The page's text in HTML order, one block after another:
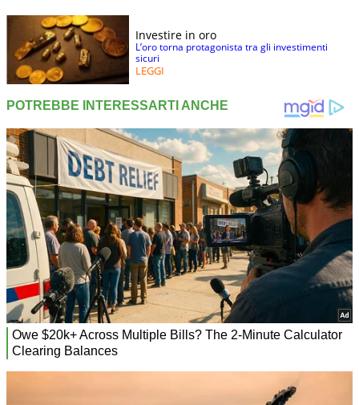
Investire in oro
L’oro torna protagonista tra gli investimenti
sicuri
LEGGI